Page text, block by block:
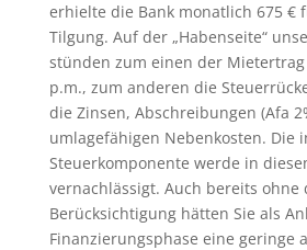
erhielte die Bank monatlich 675 €
Tilgung. Auf der „Habenseite“
stünden zum einen der Mietertrag
p.m., zum anderen die
die Zinsen, Abschreibungen (Afa
umlagefähigen Nebenkosten. Die
Steuerkomponente werde in
vernachlässigt. Auch bereits ohne
Berücksichtigung hätten Sie als
Finanzierungsphase eine geringe